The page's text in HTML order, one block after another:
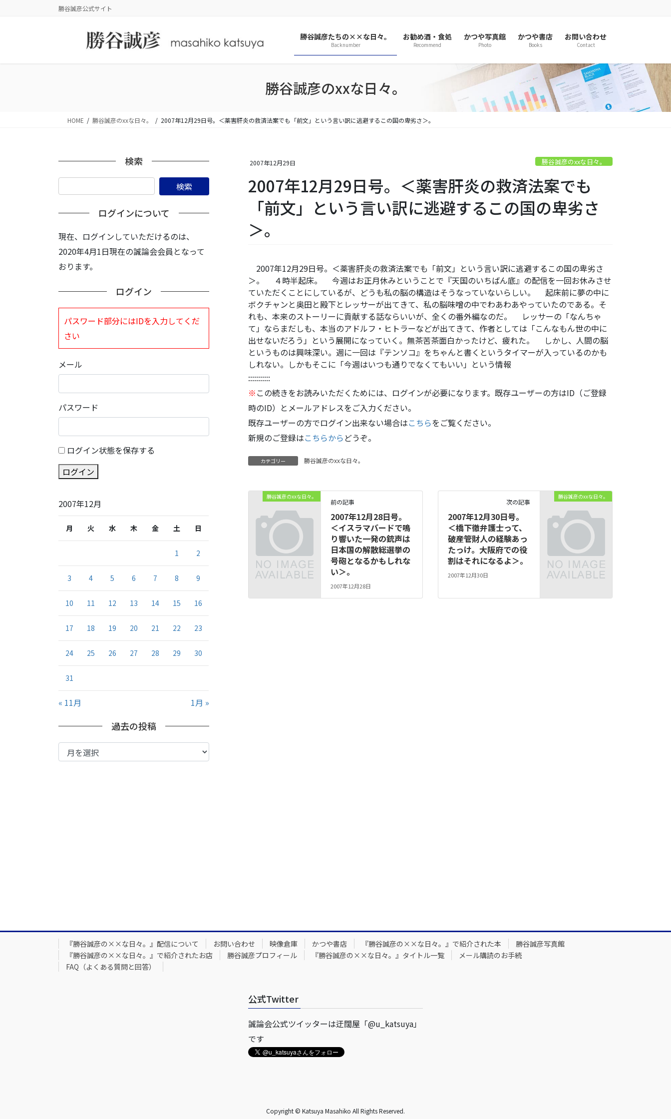
勝谷誠彦公式サイト
勝谷誠彦たちの××な日々。
Backnumber
お勧め酒・食処
Recommend
かつや写真館
Photo
かつや書店
Books
お問い合わせ
Contact
勝谷誠彦のxxな日々。
HOME 勝谷誠彦のxxな日々。 2007年12月29日号。＜薬害肝炎の救済法案でも「前文」という言い訳に逃避するこの国の卑劣さ＞。
2007年12月29日 勝谷誠彦のxxな日々。
2007年12月29日号。＜薬害肝炎の救済法案でも
「前文」という言い訳に逃避するこの国の卑劣さ
＞。
2007年12月29日号。＜薬害肝炎の救済法案でも「前文」という言い訳に逃避するこの国の卑劣さ
＞。 ４時半起床。 今週はお正月休みということで『天国のいちばん底』の配信を一回お休みさせ
ていただくことにしているが、どうも私の脳の構造はそうなっていないらしい。 起床前に夢の中に
ボクチャンと奥田と殿下とレッサーが出てきて、私の脳味噌の中でわあわあやっていたのである。そ
れも、本来のストーリーに貢献する話ならいいが、全くの番外編なのだ。 レッサーの「なんちゃ
て」ならまだしも、本当のアドルフ・ヒトラーなどが出てきて、作者としては「こんなもん世の中に
出せないだろう」という展開になっていく。無茶苦茶面白かったけど、疲れた。 しかし、人間の脳
というものは興味深い。週に一回は『テンソコ』をちゃんと書くというタイマーが入っているのかも
しれない。しかもそこに「今週はいつも通りでなくてもいい」という情報
:::::::::::
※ この続きをお読みいただくためには、ログインが必要になります。既存ユーザーの方はID（ご登録
時のID）とメールアドレスをご入力ください。
既存ユーザーの方でログイン出来ない場合はこちらをご覧ください。
新規のご登録はこちらから どうぞ。
カテゴリー 勝谷誠彦のxxな日々。
勝谷誠彦のxxな日々。
前の記事
2007年12月28日号。
＜イスラマバードで鳴
り響いた一発の銃声は
日本国の解散総選挙の
号砲となるかもしれな
い＞。
2007年12月28日
勝谷誠彦のxxな日々。
次の記事
2007年12月30日号。
＜橋下徹弁護士って、
破産管財人の経験あっ
たっけ。大阪府での役
割はそれになるよ＞。
2007年12月30日
検索
ログインについて
現在、ログインしていただけるのは、
2020年4月1日現在の誠論会会員となって
おります。
ログイン
パスワード部分にはIDを入力してくだ
さい
メール
パスワード
ログイン状態を保存する
ログイン
2007年12月
月 火 水 木 金 土 日
1 2
3 4 5 6 7 8 9
10 11 12 13 14 15 16
17 18 19 20 21 22 23
24 25 26 27 28 29 30
31
« 11月 1月 »
過去の投稿
過
去
『勝谷誠彦の××な日々。』配信について お問い合わせ 映像倉庫 かつや書店 『勝谷誠彦の××な日々。』で紹介された本
勝谷誠彦写真館
『勝谷誠彦の××な日々。』で紹介されたお店
勝谷誠彦プロフィール 『勝谷誠彦の××な日々。』タイトル一覧
メール購読のお手続
FAQ（よくある質問と回答）
公式Twitter
誠論会公式ツイッターは迂闊屋「@u_katsuya」
です
Copyright © Katsuya Masahiko All Rights Reserved.